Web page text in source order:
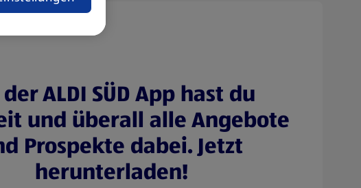
ALDI SÜD App hast du
und überall alle Angebote
Prospekte dabei. Jetzt
herunterladen!